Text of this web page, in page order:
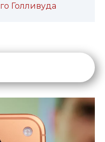
Голливуда